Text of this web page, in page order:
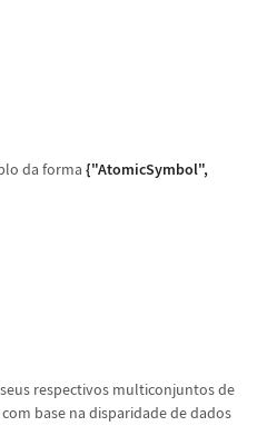
da forma {"AtomicSymbol",
respectivos multiconjuntos de
base na disparidade de dados